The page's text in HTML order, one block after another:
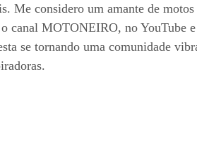
Me considero um amante de
canal MOTONEIRO, no YouTube
se tornando uma comunidade